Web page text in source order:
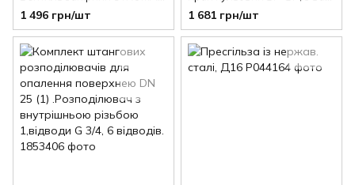
1 496 грн/шт 1 681 грн/шт